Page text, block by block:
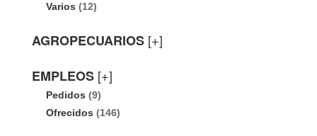
Varios (12)
AGROPECUARIOS [+]
EMPLEOS [+]
Pedidos (9)
Ofrecidos (146)